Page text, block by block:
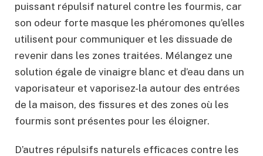
puissant répulsif naturel contre les fourmis, car
son odeur forte masque les phéromones qu’elles
utilisent pour communiquer et les dissuade de
revenir dans les zones traitées. Mélangez une
solution égale de vinaigre blanc et d’eau dans un
vaporisateur et vaporisez-la autour des entrées
de la maison, des fissures et des zones où les
fourmis sont présentes pour les éloigner.
D’autres répulsifs naturels efficaces contre les